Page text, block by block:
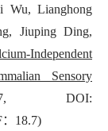
Wu, Lianghong
Jiuping Ding,
Independent
Sensory
DOI:
： 18.7)